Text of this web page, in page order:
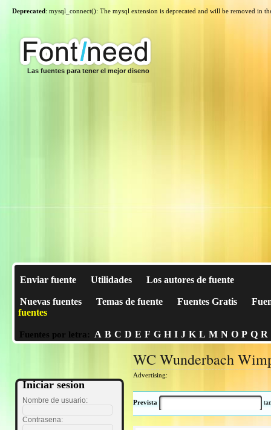
Deprecated: mysql_connect(): The mysql extension is deprecated and will be removed in
Las fuentes para tener el mejor diseno
Enviar fuente Utilidades Los autores de fuente
Nuevas fuentes Temas de fuente Fuentes Gratis
fuentes
Fuentes por letra: A B C D E F G H I J K L M N O P Q R
Iniciar sesion
Nombre de usuario:
Contrasena:
WC Wunderbach
Advertising:
Prevista